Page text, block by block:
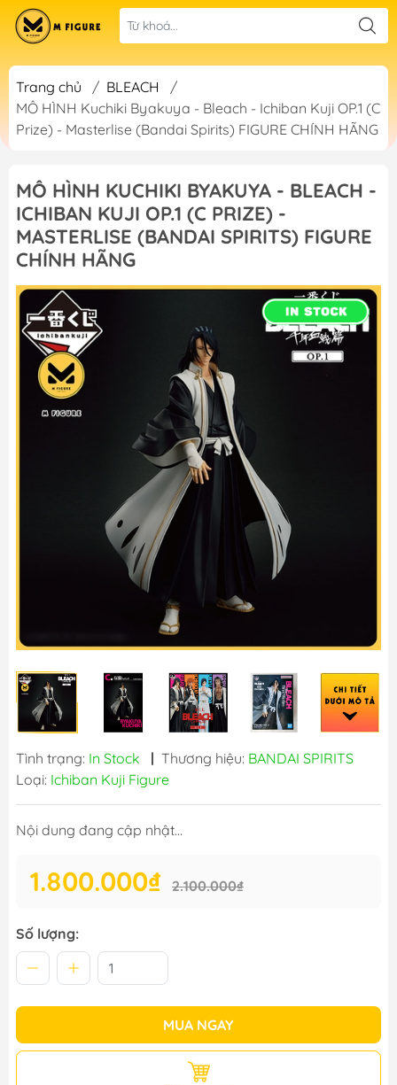
Trang chủ / BLEACH
/
MÔ HÌNH Kuchiki Byakuya - Bleach - Ichiban Kuji OP.1 (C
Prize) - Masterlise (Bandai Spirits) FIGURE CHÍNH HÃNG
MÔ HÌNH KUCHIKI BYAKUYA - BLEACH -
ICHIBAN KUJI OP.1 (C PRIZE) -
MASTERLISE (BANDAI SPIRITS) FIGURE
CHÍNH HÃNG
Tình trạng: In Stock | Thương hiệu: BANDAI SPIRITS
Loại: Ichiban Kuji Figure
Nội dung đang cập nhật...
1.800.000₫ 2.100.000₫
Số lượng:
MUA NGAY